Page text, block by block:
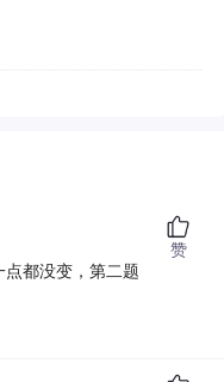
都没变，第二题
赞